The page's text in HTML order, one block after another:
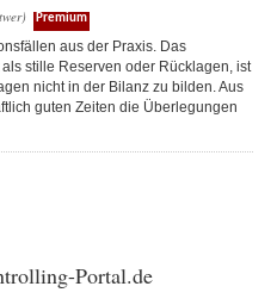
Premium
aus der Praxis. Das
stille Reserven oder Rücklagen, ist
nicht in der Bilanz zu bilden. Aus
guten Zeiten die Überlegungen
Portal.de